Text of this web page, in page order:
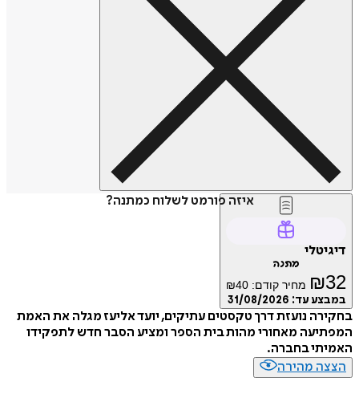
איזה פורמט לשלוח כמתנה?
דיגיטלי
מתנה
₪32 מחיר קודם: ₪40
במבצע עד: 31/08/2026
בחקירה נועזת דרך טקסטים עתיקים, יועד אליעז מגלה את האמת
המפתיעה מאחורי מהות בית הספר ומציע הסבר חדש לתפקידו
האמיתי בחברה.
הצצה מהירה